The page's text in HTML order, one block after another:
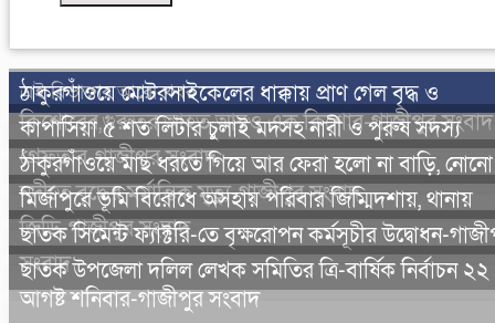
এই বিভাগের আরো খবর
ঠাকুরগাঁওয়ে মোটরসাইকেলের ধাক্কায় প্রাণ গেল বৃদ্ধ ও
কিশোরের,গুরুতর আহত আরও এক কিশোর-গাজীপুর
কাপাসিয়া ৫ শত লিটার চুলাই মদসহ নারী ও পুরুষ সদস্য
গ্রেফতার-গাজীপুর সংবাদ
ঠাকুরগাঁওয়ে মাছ ধরতে গিয়ে আর ফেরা হলো না বাড়ি, নোনো
নদীতে বৃদ্ধের মর্মান্তিক মৃত্যু-গাজীপুর সংবাদ
মির্জাপুরে ভূমি বিরোধে অসহায় পরিবার জিম্মিদশায়, থানায়
জিডি-গাজীপুর সংবাদ
ছাতক সিমেন্ট ফ্যাক্টরি-তে বৃক্ষরোপন কর্মসূচীর উদ্বোধন-
সংবাদ
ছাতক উপজেলা দলিল লেখক সমিতির ত্রি-বার্ষিক নির্বাচন ২২
আগষ্ট শনিবার-গাজীপুর সংবাদ